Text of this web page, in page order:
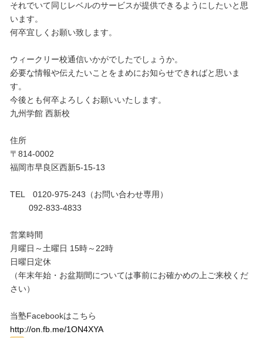
それでいて同じレベルのサービスが提供できるようにしたいと思
います。
何卒宜しくお願い致します。
ウィークリー校通信いかがでしたでしょうか。
必要な情報や伝えたいことをまめにお知らせできればと思いま
す。
今後とも何卒よろしくお願いいたします。
九州学館 西新校
住所
〒814-0002
福岡市早良区西新5-15-13
TEL 0120-975-243（お問い合わせ専用）
092-833-4833
営業時間
月曜日～土曜日 15時～22時
日曜日定休
（年末年始・お盆期間については事前にお確かめの上ご来校くだ
さい）
当塾Facebookはこちら
http://on.fb.me/1ON4XYA